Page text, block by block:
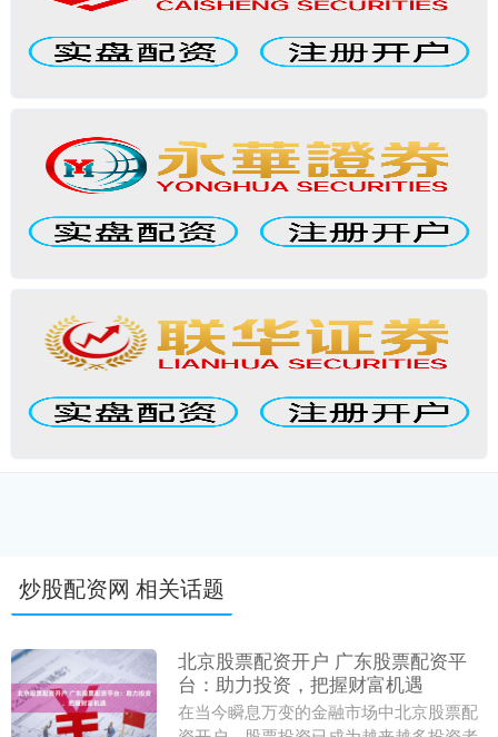
炒股配资网 相关话题
北京股票配资开户 广东股票配资平
台：助力投资，把握财富机遇
在当今瞬息万变的金融市场中北京股票配